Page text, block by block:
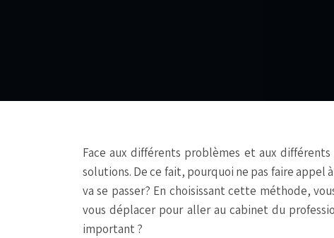
Face aux différents problèmes et aux
solutions. De ce fait, pourquoi ne pas faire appel
va se passer? En choisissant cette méthode,
vous déplacer pour aller au cabinet du
important ?